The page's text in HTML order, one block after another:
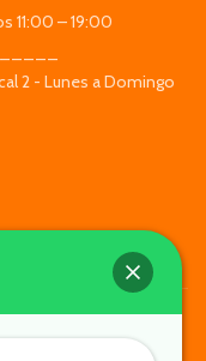
11:00 – 19:00
2 - Lunes a Domingo